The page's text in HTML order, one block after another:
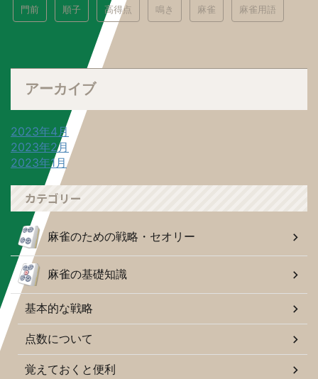
門前 順子 高得点 鳴き 麻雀 麻雀用語
アーカイブ
2023年4月
2023年2月
2023年1月
カテゴリー
麻雀のための戦略・セオリー
麻雀の基礎知識
基本的な戦略
点数について
覚えておくと便利